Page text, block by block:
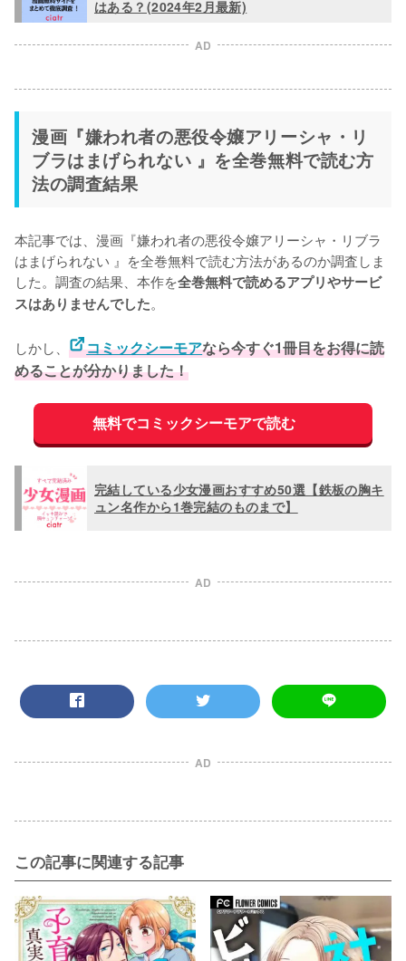
はある？(2024年2月最新)
AD
漫画『嫌われ者の悪役令嬢アリーシャ・リ
ブラはまげられない 』を全巻無料で読む方
法の調査結果
本記事では、漫画『嫌われ者の悪役令嬢アリーシャ・リブラ
はまげられない 』を全巻無料で読む方法があるのか調査しま
した。調査の結果、本作を全巻無料で読めるアプリやサービ
スはありませんでした。
しかし、 コミックシーモアなら今すぐ1冊目をお得に読
めることが分かりました！
無料でコミックシーモアで読む
完結している少女漫画おすすめ50選【鉄板の胸キ
ュン名作から1巻完結のものまで】
AD
AD
この記事に関連する記事